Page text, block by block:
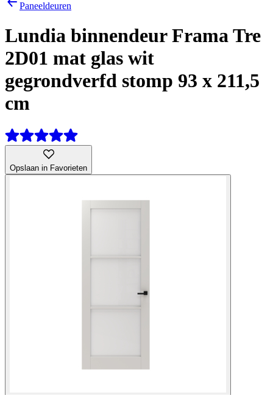
Paneeldeuren
Lundia binnendeur Frama Tre
2D01 mat glas wit
gegrondverfd stomp 93 x 211,5
cm
Opslaan in Favorieten